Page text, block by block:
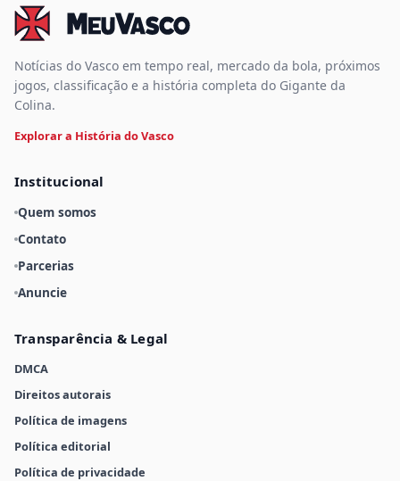
Notícias do Vasco em tempo real, mercado da bola, próximos
jogos, classificação e a história completa do Gigante da
Colina.
Explorar a História do Vasco
Institucional
Quem somos
Contato
Parcerias
Anuncie
Transparência & Legal
DMCA
Direitos autorais
Política de imagens
Política editorial
Política de privacidade